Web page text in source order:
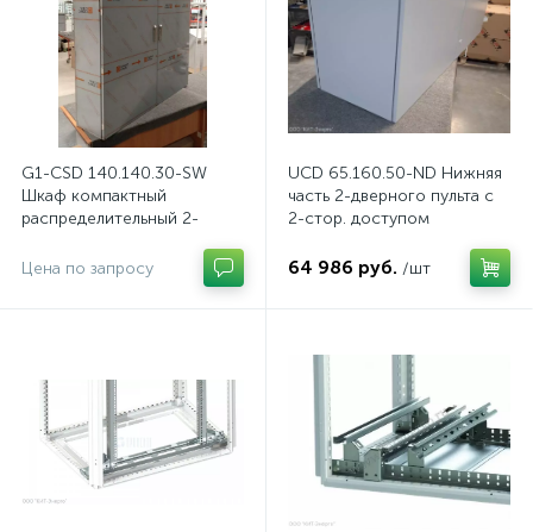
G1-CSD 140.140.30-SW
Шкаф компактный
распределительный 2-
стали, с перемычкой
Цена по запросу
UCD 65.160.50-ND Нижняя
часть 2-дверного пульта с
2-стор. доступом
64 986 руб. /шт